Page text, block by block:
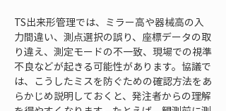
TS出来形管理では、ミラー高や器械高の入
力間違い、測点選択の誤り、座標データの取
り違え、測定モードの不一致、現場での視準
不良などが起きる可能性があります。協議で
は、こうしたミスを防ぐための確認方法をあ
らかじめ説明しておくと、発注者からの理解